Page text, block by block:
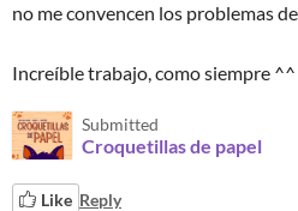
no me convencen los problemas
Increíble trabajo, como siempre ^^
Submitted
Croquetillas de papel
Like Reply